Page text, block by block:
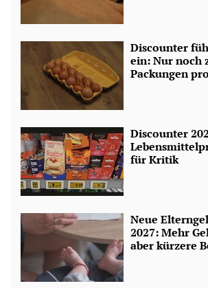
Discounter
ein: Nur noch
Packungen
Discounter
für Kritik
Neue
2027: Mehr
aber kürzere